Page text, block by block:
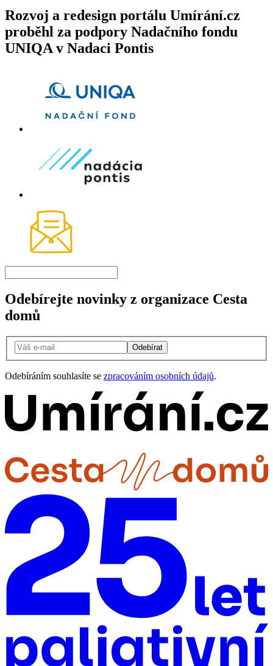
Rozvoj a redesign portálu Umírání.cz
proběhl za podpory Nadačního fondu
UNIQA v Nadaci Pontis
Odebírejte novinky z organizace Cesta
domů
Odebírat
Odebíráním souhlasíte se zpracováním osobních údajů.